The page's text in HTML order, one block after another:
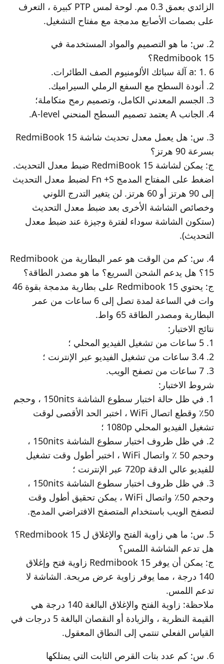
الزائدي بعمق 0.3 مم. لوحة لمس PTP كبيرة ، التعرف
على بصمات الأصابع مدمجة مع مفتاح التشغيل.
2. س: ما هو التصميم والمواد المستخدمة في
Redmibook 15؟
a: 1. 6 آلة سبائك الألومنيوم الصف الطائرات.
2. أنودة السطح مع السفع الرملي السيراميك.
3. الجسم المعدني الكامل، وتصميم رمح متكاملة؛
4. الجانب A يعتمد تصميم السطح المنحني A-level.
3. س: هل يعمل معدل تحديث شاشة RedmiBook 15
بسرعة 90 هرتز؟
ج: يمكن لشاشة RedmiBook 15 ضبط معدل التحديث.
اضغط على المفتاح المدمج Fn +S لضبط معدل التحديث
إلى 90 هرتز أو 60 هرتز. لن يتغير التدرج اللوني
وخصائص الشاشة الأخرى بعد ضبط معدل التحديث
(ستكون الشاشة سوداء لفترة وجيزة عند ضبط معدل
التحديث).
4. س: كم من الوقت هو عمر البطارية من Redmibook
15؟ هل يدعم الشحن السريع؟ ما هو مصدر الطاقة؟
ج: يحتوي Redmibook 15 على بطارية مدمجة بقوة 46
وات في الساعة لمدة تصل إلى 6 ساعات من عمر
البطارية ومصدر الطاقة 65 واط.
نتائج الاختبار:
1. 5 ساعات من تشغيل الفيديو المحلي ؛
2. 3.4 ساعات من تشغيل الفيديو عبر الإنترنت ؛
3. 7 ساعات من تصفح الويب.
شروط الاختبار:
1. في ظل حالة اختبار سطوع الشاشة 150nits ، وحجم
50٪ وقطع اتصال WiFi ، اختبر الحد الأقصى لوقت
تشغيل الفيديو المحلي 1080p ؛
2. في ظل ظروف اختبار سطوع الشاشة 150nits ،
وحجم 50 ٪ واتصال WiFi ، اختبر أطول وقت تشغيل
للفيديو عالي الدقة 720p عبر الإنترنت ؛
3. في ظل ظروف اختبار سطوع الشاشة 150nits ،
وحجم 50٪ واتصال WiFi ، يمكن تحقيق أطول وقت
لتصفح الويب باستخدام المتصفح الافتراضي المدمج.
5. س: ما هي زاوية الفتح والإغلاق ل Redmibook 15؟
هل تدعم الشاشة اللمس؟
ج: يمكن أن يوفر Redmibook 15 زاوية فتح وإغلاق
140 درجة ، مما يوفر زاوية عرض مريحة. الشاشة لا
تدعم اللمس.
ملاحظة: زاوية الفتح والإغلاق البالغة 140 درجة هي
القيمة النظرية ، والزيادة أو النقصان البالغة 5 درجات في
القياس الفعلي تنتمي إلى النطاق المعقول.
6. س: كم عدد بتات القرص الثابت التي يمتلكها